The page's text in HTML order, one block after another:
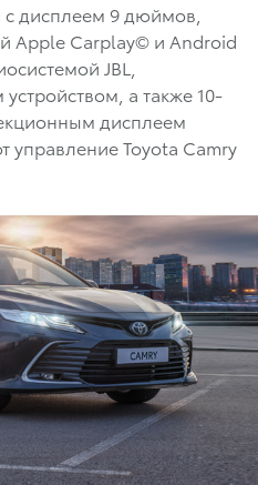
дисплеем 9 дюймов,
Apple Carplay© и Android
JBL,
а также 10-
дисплеем
управление Toyota Camry